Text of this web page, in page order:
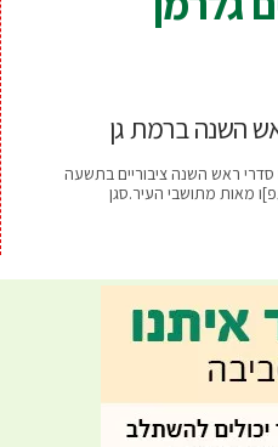
השנה ברמת גן
ראש השנה ציבוריים בתשעה
מאות מתושבי העיר.סגן